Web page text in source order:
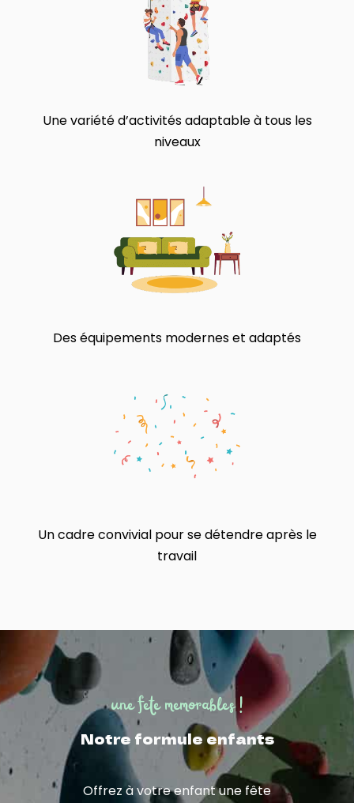
Une variété d’activités adaptable à tous les
niveaux
Des équipements modernes et adaptés
Un cadre convivial pour se détendre après le
travail
une fete memorables !
Notre formule enfants
Offrez à votre enfant une fête